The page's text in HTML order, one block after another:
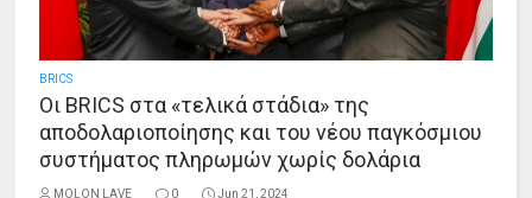
BRICS
Οι BRICS στα «τελικά στάδια» της
αποδολαριοποίησης και του νέου παγκόσμιου
συστήματος πληρωμών χωρίς δολάρια
MOLON LAVE 0 Jun 21, 2024